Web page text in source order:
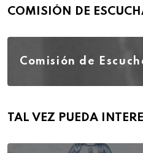
COMISIÓN DE
Comisión de
TAL VEZ PUEDA